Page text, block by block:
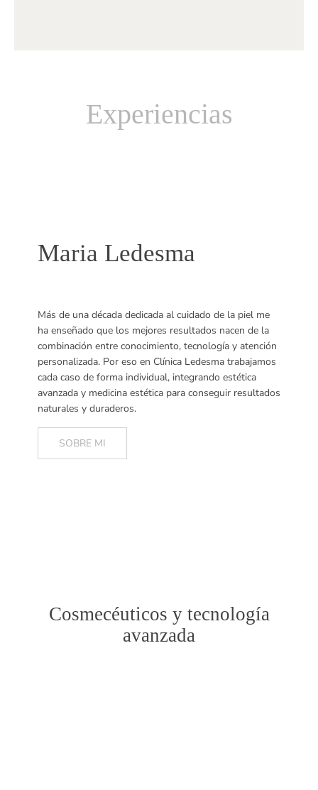
Experiencias
Maria Ledesma
Más de una década dedicada al cuidado de la piel me
ha enseñado que los mejores resultados nacen de la
combinación entre conocimiento, tecnología y atención
personalizada. Por eso en Clínica Ledesma trabajamos
cada caso de forma individual, integrando estética
avanzada y medicina estética para conseguir resultados
naturales y duraderos.
SOBRE MI
Cosmecéuticos y tecnología
avanzada